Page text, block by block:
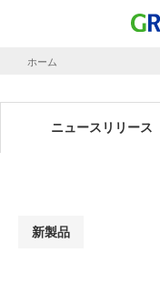
ホーム
ニュースリリース
新製品